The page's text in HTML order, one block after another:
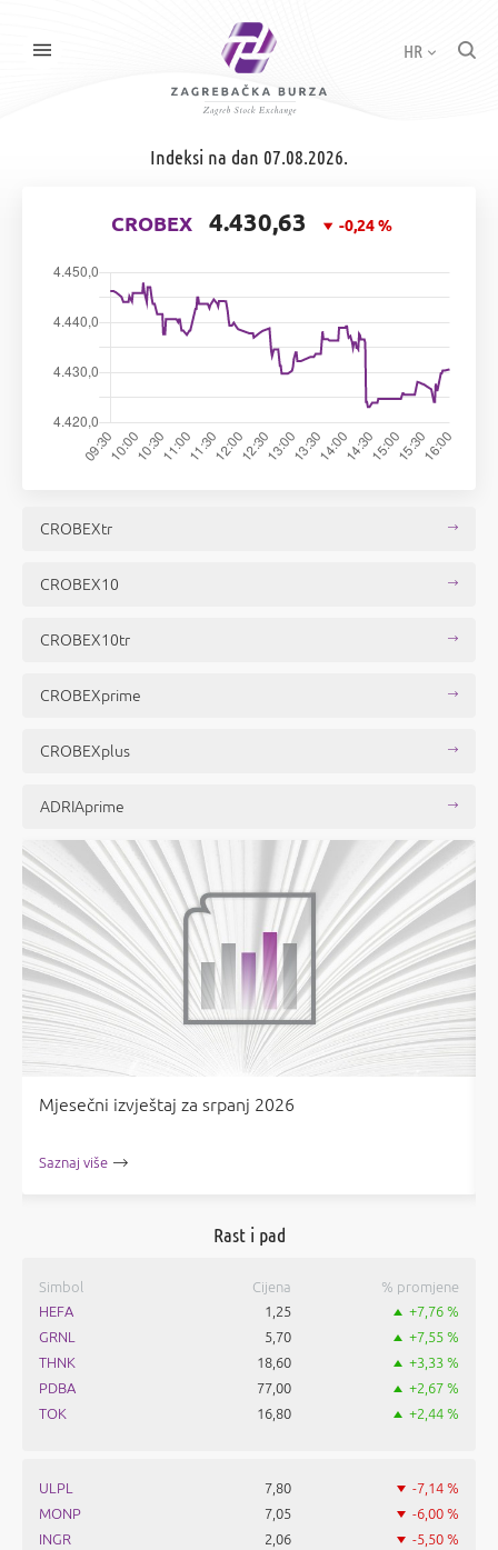
HR
Indeksi na dan 07.08.2026.
CROBEX 4.430,63 -0,24 %
CROBEXtr
CROBEX10
CROBEX10tr
CROBEXprime
CROBEXplus
ADRIAprime
Mjesečni izvještaj za srpanj 2026
Saznaj više
Rast i pad
Simbol Cijena
% promjene
HEFA
1,25
+7,76 %
GRNL
5,70
+7,55 %
THNK
18,60
+3,33 %
PDBA
77,00
+2,67 %
TOK
16,80 +2,44 %
ULPL 7,80
-7,14 %
MONP
7,05
-6,00 %
INGR
2,06
-5,50 %